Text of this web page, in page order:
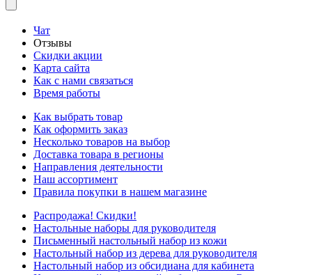
Чат
Отзывы
Скидки акции
Карта сайта
Как с нами связаться
Время работы
Как выбрать товар
Как оформить заказ
Несколько товаров на выбор
Доставка товара в регионы
Направления деятельности
Наш ассортимент
Правила покупки в нашем магазине
Распродажа! Скидки!
Настольные наборы для руководителя
Письменный настольный набор из кожи
Настольный набор из дерева для руководителя
Настольный набор из обсидиана для кабинета